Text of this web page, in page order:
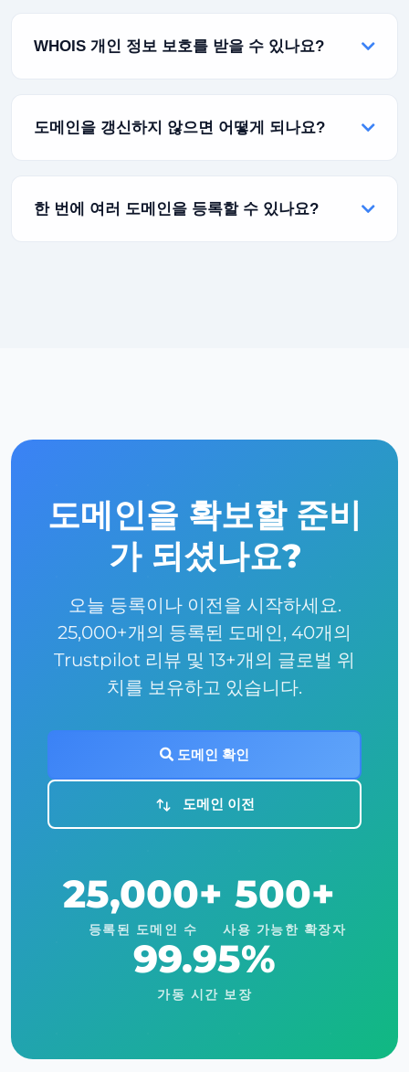
웹사이트는 다운타임 없이 이전 중에도 계속 온라인 상
WHOIS 개인 정보 보호를 받을 수 있나요?
정보(이메일, 전화번호, 주소)를 스패머로부터 안전하게
도메인을 갱신하지 않으면 어떻게 되나요?
는 더 높은 수수료가 적용되는 복구 기간에 들어갑니다.
한 번에 여러 도메인을 등록할 수 있나요?
도메인을 확보할 준비
가 되셨나요?
오늘 등록이나 이전을 시작하세요.
25,000+개의 등록된 도메인, 40개의
Trustpilot 리뷰 및 13+개의 글로벌 위
치를 보유하고 있습니다.
도메인 확인
도메인 이전
25,000+
등록된 도메인 수
500+
사용 가능한 확장자
99.95%
가동 시간 보장